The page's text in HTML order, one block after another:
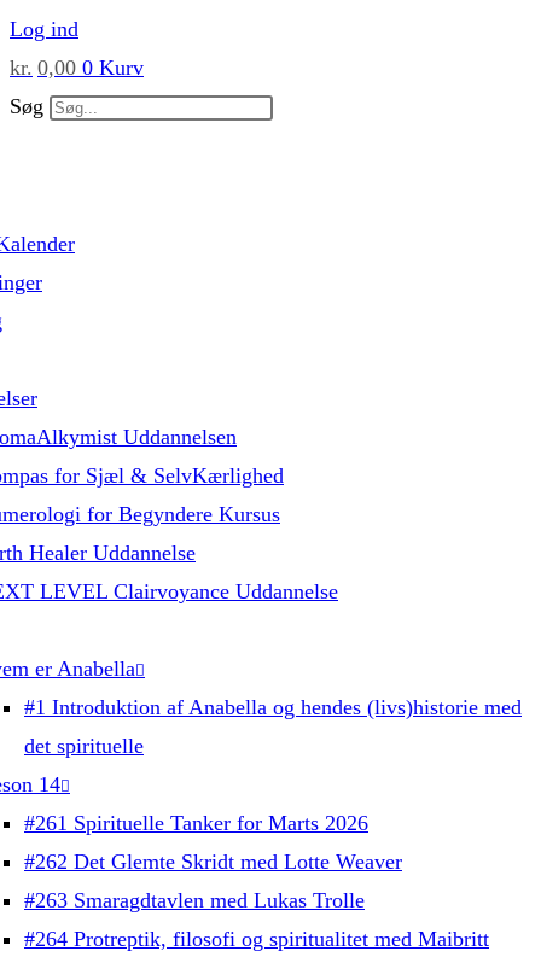
Skip
to
content
Log ind
kr. 0,00 0 Kurv
Søg
Uddannelsen
for Sjæl & SelvKærlighed
for Begyndere Kursus
Healer Uddannelse
LEVEL Clairvoyance Uddannelse
er Anabella
#1 Introduktion af Anabella og hendes (livs)historie med
det spirituelle
14
#261 Spirituelle Tanker for Marts 2026
#262 Det Glemte Skridt med Lotte Weaver
#263 Smaragdtavlen med Lukas Trolle
#264 Protreptik, filosofi og spiritualitet med Maibritt